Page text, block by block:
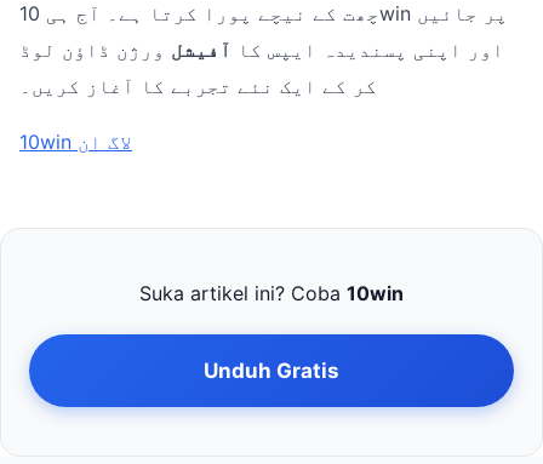
چھت کے نیچے پورا کرتا ہے۔ آج ہی 10win پر جائیں
اور اپنی پسندیدہ ایپس کا آفیشل ورژن ڈاؤن لوڈ
کر کے ایک نئے تجربے کا آغاز کریں۔
10win لاگ ان
Suka artikel ini? Coba 10win
Unduh Gratis